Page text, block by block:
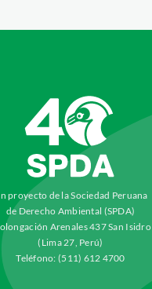
proyecto de la Sociedad Peruana
de Derecho Ambiental (SPDA)
Arenales 437 San Isidro
(Lima 27, Perú)
Teléfono: (511) 612 4700